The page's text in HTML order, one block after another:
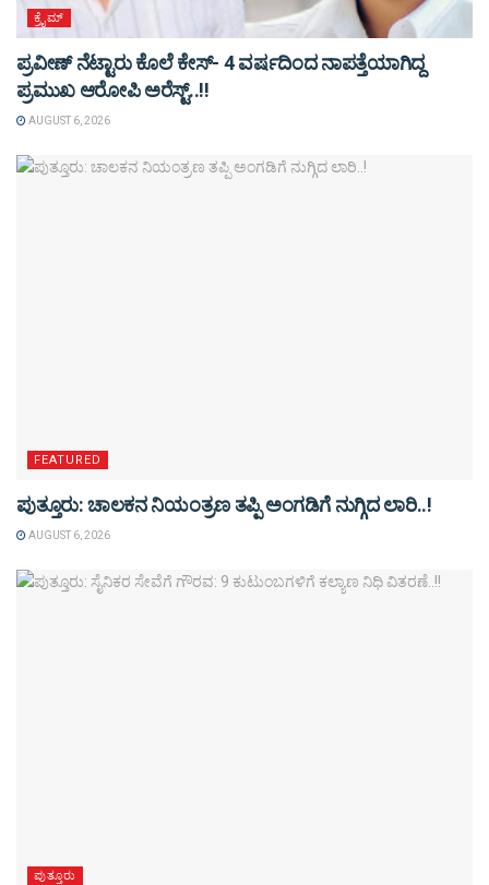
ಕ್ರೈಮ್
ಪ್ರವೀಣ್ ನೆಟ್ಟಾರು ಕೊಲೆ ಕೇಸ್‌- 4 ವರ್ಷದಿಂದ ನಾಪತ್ತೆಯಾಗಿದ್ದ
ಪ್ರಮುಖ ಆರೋಪಿ ಅರೆಸ್ಟ್‌..!!
AUGUST 6, 2026
FEATURED
ಪುತ್ತೂರು: ಚಾಲಕನ ನಿಯಂತ್ರಣ ತಪ್ಪಿ ಅಂಗಡಿಗೆ ನುಗ್ಗಿದ ಲಾರಿ..!
AUGUST 6, 2026
ಪುತ್ತೂರು